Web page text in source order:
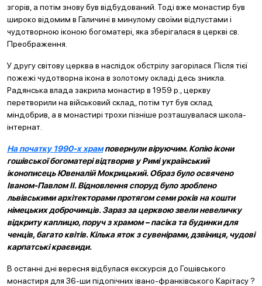
згорів, а потім знову був відбудований. Тоді вже монастир був
широко відомим в Галичині в минулому своїми відпустами і
чудотворною іконою богоматері, яка зберігалася в церкві св.
Преображення.
У другу світову церква в наслідок обстрілу загорілася. Після тієї
пожежі чудотворна ікона в золотому окладі десь зникла.
Радянська влада закрила монастир в 1959 р., церкву
перетворили на військовий склад, потім тут був склад
міндобрив, а в монастирі трохи пізніше розташувалася школа-
інтернат.
На початку 1990-х храмповернули віруючим. Копію ікони
гошівської богоматері відтворив у Римі український
іконописець Ювеналій Мокрицький. Образ було освячено
Іваном-Павлом ІІ. Відновлення споруд було зроблено
львівськими архітекторами протягом семи років на кошти
німецьких доброчинців. Зараз за церквою звели невеличку
відкриту каплицю, поруч з храмом – пасіка та будинки для
ченців, багато квітів. Кілька яток з сувенірами, дзвіниця, чудові
карпатські краєвиди.
В останні дні вересня відбулася екскурсія до Гошівського
монастиря для 36-ши підопічних івано-франківського Карітасу ?